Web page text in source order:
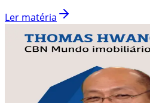
Ler matéria